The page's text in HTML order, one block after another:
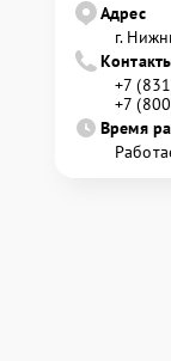
Адрес
г.
+7
+7
Время